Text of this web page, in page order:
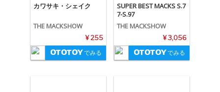
カワサキ・シェイク
THE MACKSHOW
¥ 255
でみる
SUPER BEST MACKS S.7
7-S.97
THE MACKSHOW
¥ 3,056
でみる